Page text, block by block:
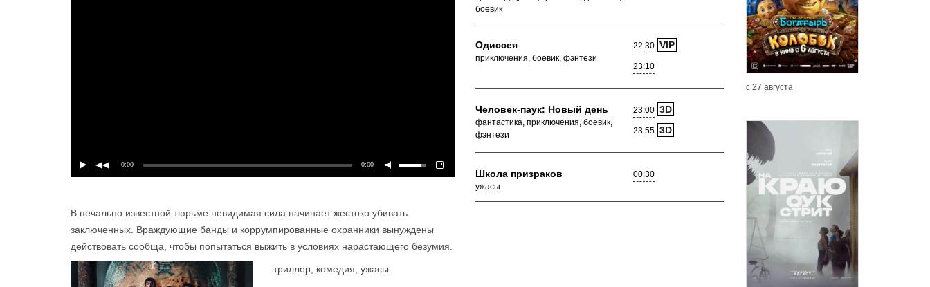
Подробнее Подробнее
0:00 0:00
В печально известной тюрьме невидимая сила начинает жестоко убивать
заключенных. Враждующие банды и коррумпированные охранники вынуждены
действовать сообща, чтобы попытаться выжить в условиях нарастающего безумия.
триллер, комедия, ужасы
боевик
Одиссея
приключения, боевик, фэнтези
22:30 VIP
23:10
Человек-паук: Новый день
фантастика, приключения, боевик,
фэнтези
23:00 3D
23:55 3D
Школа призраков
ужасы
00:30
с 27 августа